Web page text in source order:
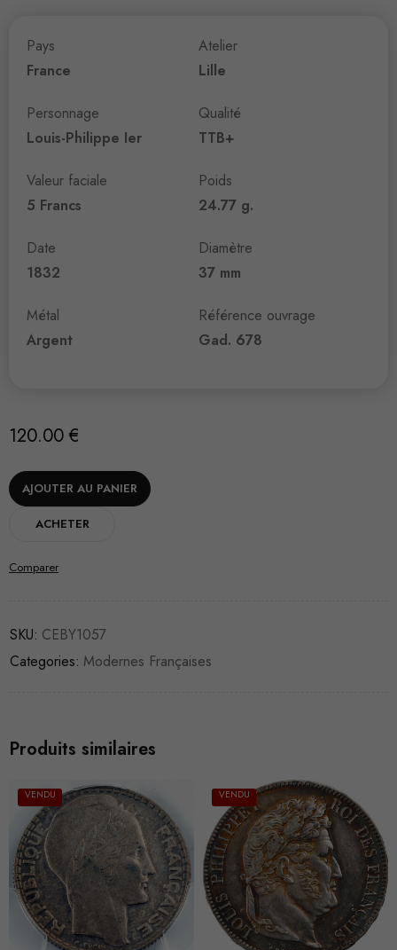
Pays
France
Personnage
Louis-Philippe Ier
Valeur faciale
5 Francs
Date
1832
Métal
Argent
Atelier
Lille
Qualité
TTB+
Poids
24.77 g.
Diamètre
37 mm
Référence ouvrage
Gad. 678
120.00 €
AJOUTER AU PANIER
ACHETER
Comparer
SKU: CEBY1057
Categories: Modernes Françaises
Produits similaires
VENDU VENDU